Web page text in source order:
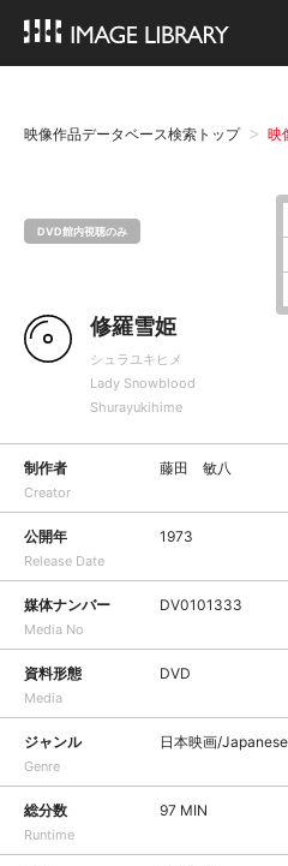
映像作品データベース検索トップ 映
DVD館内視聴のみ
修羅雪姫
シュラユキヒメ
Lady Snowblood
Shurayukihime
制作者
Creator
藤田 敏八
公開年
Release Date
1973
媒体ナンバー
Media No
DV0101333
資料形態
Media
DVD
ジャンル
Genre
日本映画/
総分数
Runtime
97 MIN